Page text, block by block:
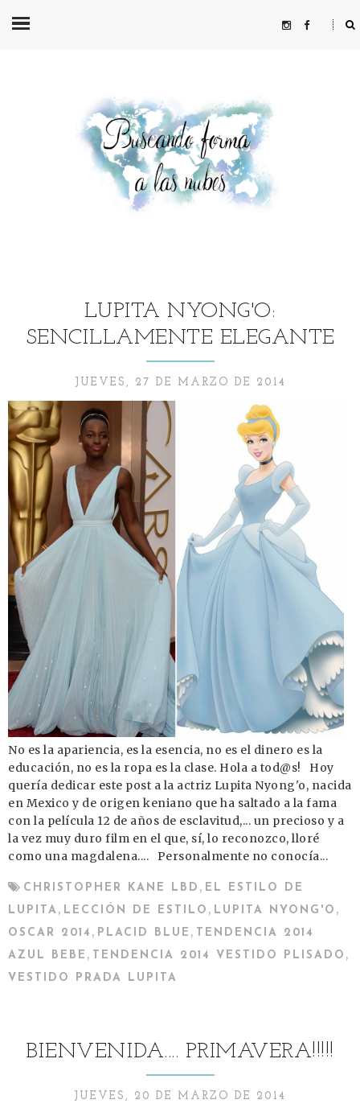
LUPITA NYONG'O:
SENCILLAMENTE ELEGANTE
JUEVES, 27 DE MARZO DE 2014
No es la apariencia, es la esencia, no es el dinero es la
educación, no es la ropa es la clase. Hola a tod@s! Hoy
quería dedicar este post a la actriz Lupita Nyong'o, nacida
en Mexico y de origen keniano que ha saltado a la fama
con la película 12 de años de esclavitud,... un precioso y a
la vez muy duro film en el que, sí, lo reconozco, lloré
como una magdalena.... Personalmente no conocía...
CHRISTOPHER KANE LBD , EL ESTILO DE
LUPITA , LECCIÓN DE ESTILO , LUPITA NYONG'O ,
OSCAR 2014 , PLACID BLUE , TENDENCIA 2014
AZUL BEBE , TENDENCIA 2014 VESTIDO PLISADO ,
VESTIDO PRADA LUPITA
BIENVENIDA.... PRIMAVERA!!!!!
JUEVES, 20 DE MARZO DE 2014